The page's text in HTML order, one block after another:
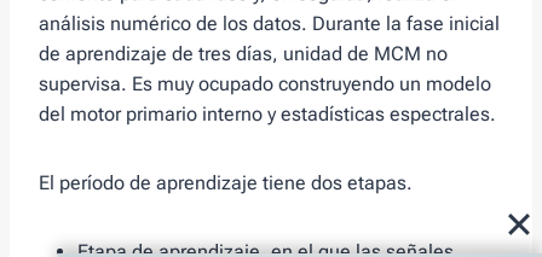
análisis numérico de los datos. Durante la fase inicial
de aprendizaje de tres días, unidad de MCM no
supervisa. Es muy ocupado construyendo un modelo
del motor primario interno y estadísticas espectrales.
El período de aprendizaje tiene dos etapas.
Etapa de aprendizaje, en el que las señales